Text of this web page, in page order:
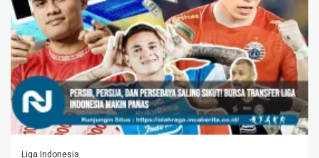
Liga Indonesia